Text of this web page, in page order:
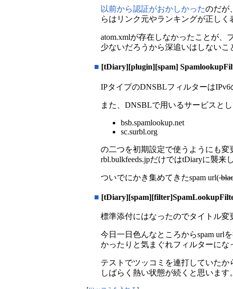
以前から認証がおかしかったのだが
らはリンク元やランキングが正しく
atom.xmlが存在しなかったことが、
少ないだろうから深追いはしないこ
■ [tDiary][plugin][spam]
IPタイプのDNSBLフィルターは
また、DNSBLで用いるサービスと
bsb.spamlookup.net
sc.surbl.org
の二つを初期設定で使うようにも変
rbl.bulkfeeds.jpだけではtDiaryに襲
ついでにかき集めてきたspam url(
■
標準添付にはなったのでタイトル変
今日一日色んなところからspam url
かったりと気まぐれフィルターにな
テストでツッコミを連打していたか
しばらく熱い状態が続くと思います。